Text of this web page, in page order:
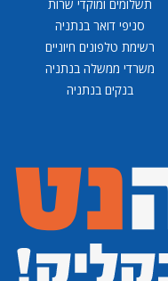
תשלומים ומוקדי שרות
סניפי דואר בנתניה
רשימת טלפונים חיוניים
משרדי ממשלה בנתניה
בנקים בנתניה